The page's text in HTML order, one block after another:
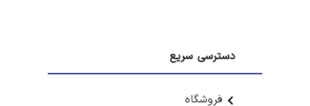
دسترسی سریع
فروشگاه